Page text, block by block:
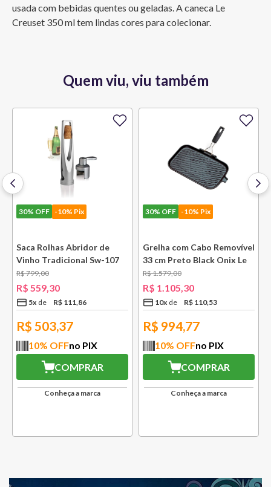
usada com bebidas quentes ou geladas. A caneca Le
Creuset 350 ml tem lindas cores para colecionar.
Quem viu, viu também
30% OFF -10% Pix
Saca Rolhas Abridor de
Vinho Tradicional Sw-107
Ply Le Creuset
R$799,00
R$ 559,30
5x R$ 111,86
R$ 503,37
10% OFFno PIX
COMPRAR
Conheça a marca
30% OFF -10% Pix
Grelha com Cabo Removível
33 cm Preto Black Onix Le
Creuset
R$1.579,00
R$ 1.105,30
10x R$ 110,53
R$ 994,77
10% OFFno PIX
COMPRAR
Conheça a marca